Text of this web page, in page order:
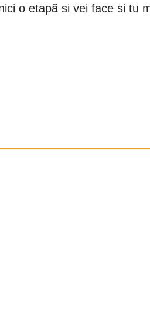
o etapã si vei face si tu